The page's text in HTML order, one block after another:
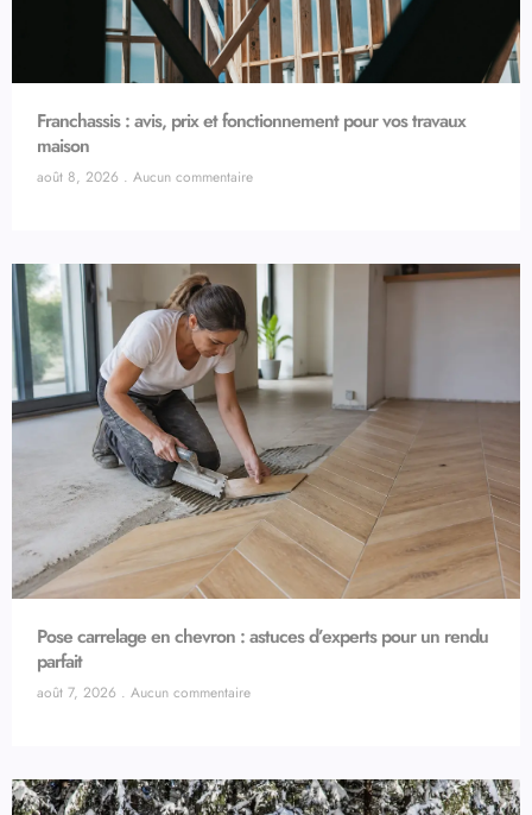
Franchassis : avis, prix et fonctionnement pour vos travaux
maison
août 8, 2026 Aucun commentaire
Pose carrelage en chevron : astuces d’experts pour un rendu
parfait
août 7, 2026 Aucun commentaire